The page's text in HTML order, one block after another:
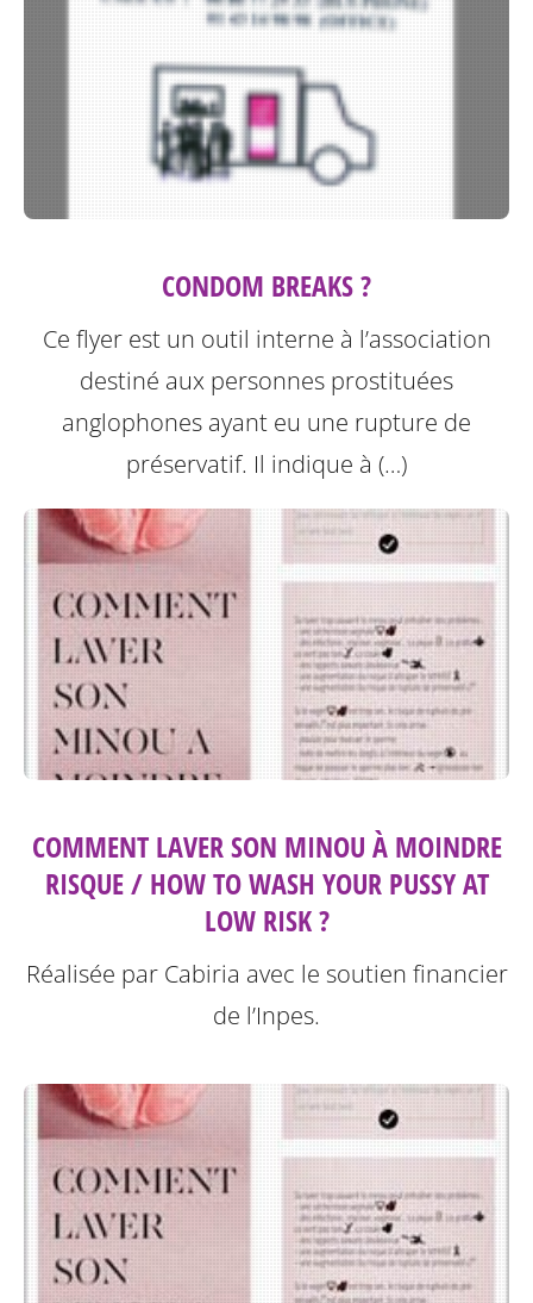
CONDOM BREAKS ?
Ce flyer est un outil interne à l’association
destiné aux personnes prostituées
anglophones ayant eu une rupture de
préservatif. Il indique à (…)
COMMENT LAVER SON MINOU À MOINDRE
RISQUE / HOW TO WASH YOUR PUSSY AT
LOW RISK ?
Réalisée par Cabiria avec le soutien financier
de l’Inpes.